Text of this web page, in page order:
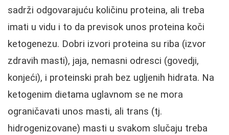
sadrži odgovarajuću količinu proteina, ali treba
imati u vidu i to da previsok unos proteina koči
ketogenezu. Dobri izvori proteina su riba (izvor
zdravih masti), jaja, nemasni odresci (govedji,
konjeći), i proteinski prah bez ugljenih hidrata. Na
ketogenim dietama uglavnom se ne mora
ograničavati unos masti, ali trans (tj.
hidrogenizovane) masti u svakom slučaju treba